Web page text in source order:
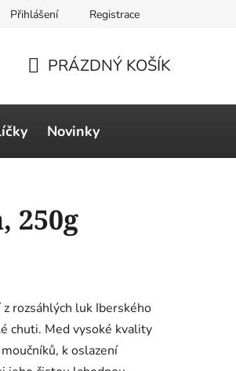
Přihlášení Registrace
KOŠÍK
PRÁZDNÝ KOŠÍK
Novinky
250g
rozsáhlých luk Iberského
chuti. Med vysoké kvality
k oslazení